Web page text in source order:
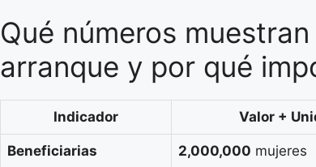
Qué números
arranque y por qué
Indicador Valor +
Beneficiarias 2,000,000 mujeres